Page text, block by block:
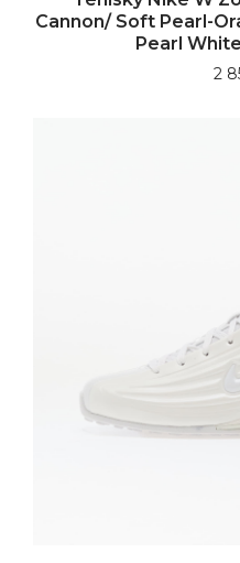
Cannon/ Soft Pearl-
Pearl
2